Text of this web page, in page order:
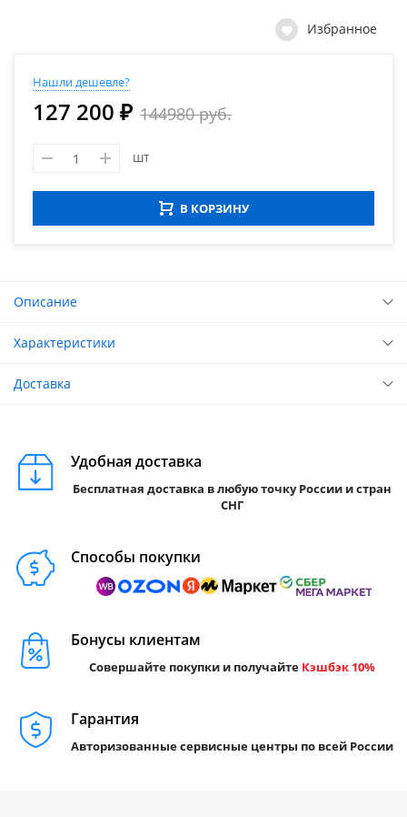
Избранное
Нашли дешевле?
127 200 ₽ 144980 руб.
шт
В КОРЗИНУ
Описание
Характеристики
Доставка
Удобная доставка
Бесплатная доставка в любую точку России и стран
СНГ
Способы покупки
Бонусы клиентам
Совершайте покупки и получайте Кэшбэк 10%
Гарантия
Авторизованные сервисные центры по всей России